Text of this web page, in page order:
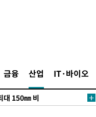
금융 산업 IT·바이오
나스닥 1.3%↑
대 150㎜ 비
나스닥 1.3%↑